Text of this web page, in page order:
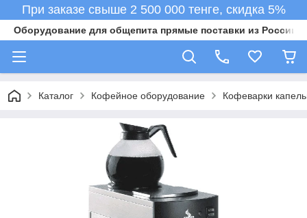
При заказе свыше 2 500 000 тенге, скидка 5%
Оборудование для общепита прямые поставки из России в
Каталог Кофейное оборудование Кофеварки